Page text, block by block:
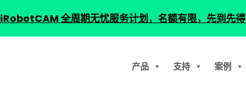
产品 支持 案例
iRobotCAM 全周期无忧服务计划，名额有限，先到先得